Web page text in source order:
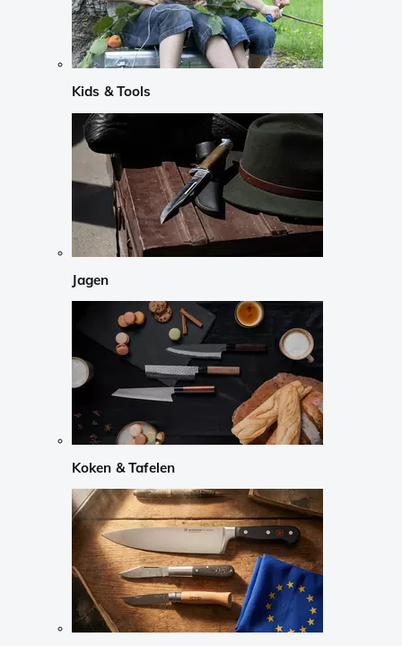
Kids & Tools
Jagen
Koken & Tafelen